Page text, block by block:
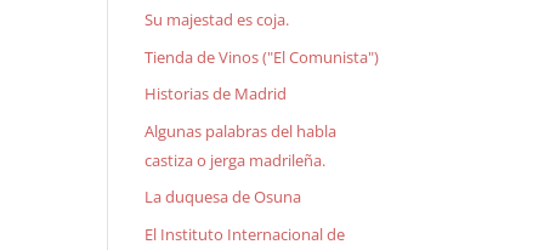
Su majestad es coja.
Tienda de Vinos ("El Comunista")
Historias de Madrid
Algunas palabras del habla
castiza o jerga madrileña.
La duquesa de Osuna
El Instituto Internacional de